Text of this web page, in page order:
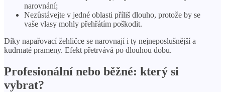
narovnání;
Nezůstávejte v jedné oblasti příliš dlouho, protože by se
vaše vlasy mohly přehřátím poškodit.
Díky napařovací žehličce se narovnají i ty nejneposlušnější a
kudrnaté prameny. Efekt přetrvává po dlouhou dobu.
Profesionální nebo běžné: který si
vybrat?